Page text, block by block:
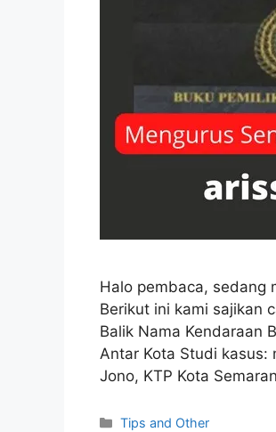
Halo pembaca, sedang
Berikut ini kami sajikan
Balik Nama Kendaraan
Antar Kota Studi kasus:
Jono, KTP Kota
Categories
Tips and Other